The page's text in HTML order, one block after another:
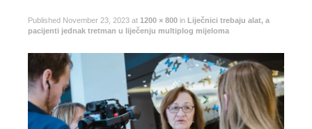
Published November 23, 2023 at 1200 × 800 in Liječnici trebaju alat, a
pacijenti jednak tretman u liječenju multiplog mijeloma